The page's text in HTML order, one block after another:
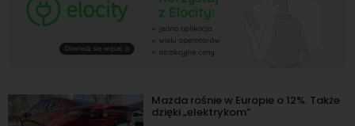
Mazda rośnie w Europie o 12%. Także
dzięki „elektrykom”